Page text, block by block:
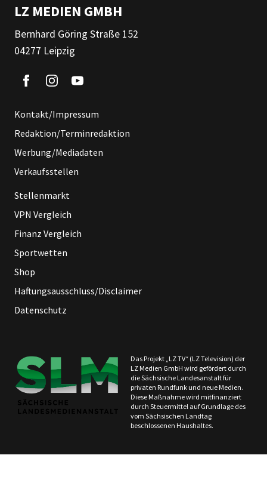
LZ MEDIEN GMBH
Bernhard Göring Straße 152
04277 Leipzig
Kontakt/Impressum
Redaktion/Terminredaktion
Werbung/Mediadaten
Verkaufsstellen
Stellenmarkt
VPN Vergleich
Finanz Vergleich
Sportwetten
Shop
Haftungsausschluss/Disclaimer
Datenschutz
Das Projekt „LZ TV“ (LZ Television) der
LZ Medien GmbH wird gefördert durch
die Sächsische Landesanstalt für
privaten Rundfunk und neue Medien.
Diese Maßnahme wird mitfinanziert
durch Steuermittel auf Grundlage des
vom Sächsischen Landtag
beschlossenen Haushaltes.